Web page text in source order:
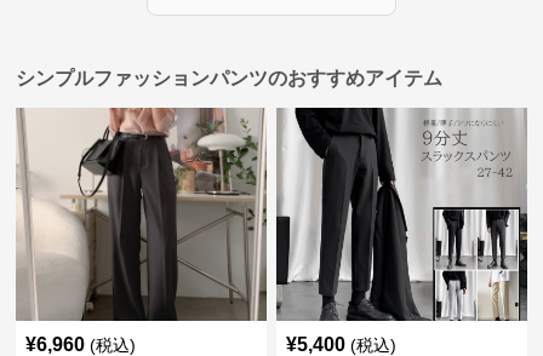
シンプルファッションパンツのおすすめアイテム
¥6,960 (税込) ¥5,400 (税込)